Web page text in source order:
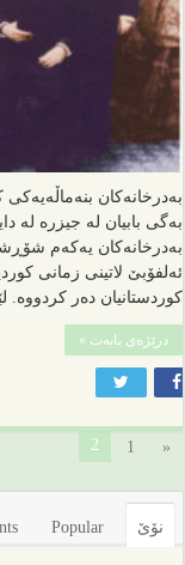
بەدرخانەکان
بەگی بابیان لە جیزرە لە
بەدرخانەکان یەکەم
ئەلفۆبێ لاتینی زمانی
کوردستانیان دەر
درێژەی بابەت »
«
1
2
نۆێ Popular